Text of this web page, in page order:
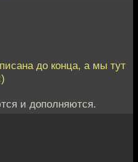
до конца, а мы тут
и дополняются.